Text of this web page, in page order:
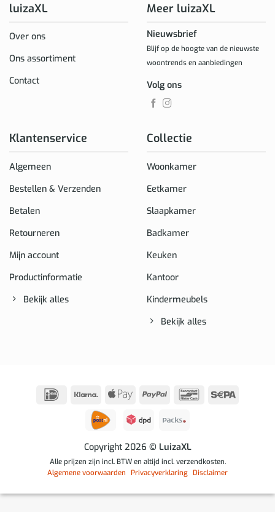
luizaXL
Over ons
Ons assortiment
Contact
Klantenservice
Algemeen
Bestellen & Verzenden
Betalen
Retourneren
Mijn account
Productinformatie
Bekijk alles
Collectie
Woonkamer
Eetkamer
Slaapkamer
Badkamer
Keuken
Kantoor
Kindermeubels
Bekijk alles
Meer luizaXL
Nieuwsbrief
Blijf op de hoogte van de nieuwste
woontrends en aanbiedingen
Volg ons
IDeal Klarna
Apple
PayPal Bancontact
Copyright 2026 © LuizaXL
Alle prijzen zijn incl. BTW en altijd incl. verzendkosten.
Algemene voorwaarden Privacyverklaring Disclaimer